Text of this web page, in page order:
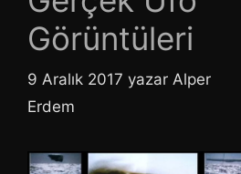
Görüntüleri
9 Aralık 2017 yazar Alper
Erdem